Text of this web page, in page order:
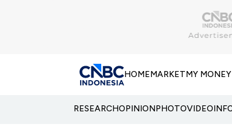
HOMEMARKETMY MONEY
RESEARCHOPINIONPHOTOVIDEO